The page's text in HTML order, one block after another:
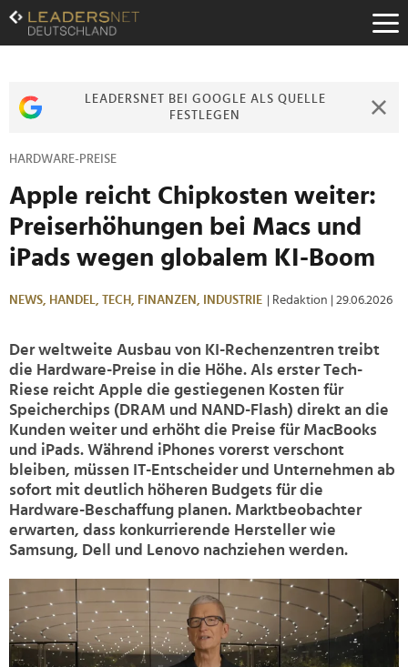
Zum
Inhalt
Zur
Zur
LEADERSNET BEI GOOGLE ALS QUELLE
FESTLEGEN
HARDWARE-PREISE
Apple reicht Chipkosten weiter:
Preiserhöhungen bei Macs und
iPads wegen globalem KI-Boom
NEWS, HANDEL, TECH, FINANZEN, INDUSTRIE | Redaktion | 29.06.2026
Der weltweite Ausbau von KI-Rechenzentren treibt
die Hardware-Preise in die Höhe. Als erster Tech-
Riese reicht Apple die gestiegenen Kosten für
Speicherchips (DRAM und NAND-Flash) direkt an die
Kunden weiter und erhöht die Preise für MacBooks
und iPads. Während iPhones vorerst verschont
bleiben, müssen IT-Entscheider und Unternehmen ab
sofort mit deutlich höheren Budgets für die
Hardware-Beschaffung planen. Marktbeobachter
erwarten, dass konkurrierende Hersteller wie
Samsung, Dell und Lenovo nachziehen werden.